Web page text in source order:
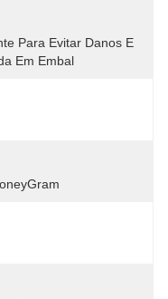
Para Evitar Danos E
Em Embal